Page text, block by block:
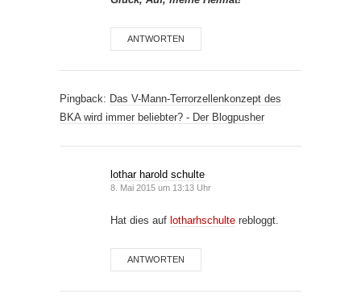
ANTWORTEN
Pingback: Das V-Mann-Terrorzellenkonzept des
BKA wird immer beliebter? - Der Blogpusher
lothar harold schulte
8. Mai 2015 um 13:13 Uhr
Hat dies auf lotharhschulte rebloggt.
ANTWORTEN